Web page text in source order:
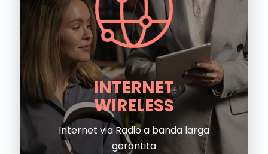
INTERNET
WIRELESS
Internet via Radio a banda larga
garantita